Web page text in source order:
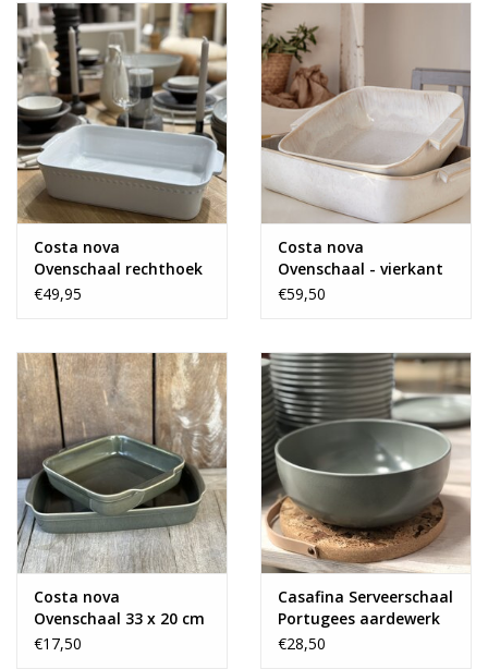
Costa nova
Ovenschaal rechthoek
- large
€49,95
Costa nova
Ovenschaal - vierkant
XL 32 cm
€59,50
Costa nova
Ovenschaal 33 x 20 cm
€17,50
Casafina Serveerschaal
Portugees aardewerk
€28,50